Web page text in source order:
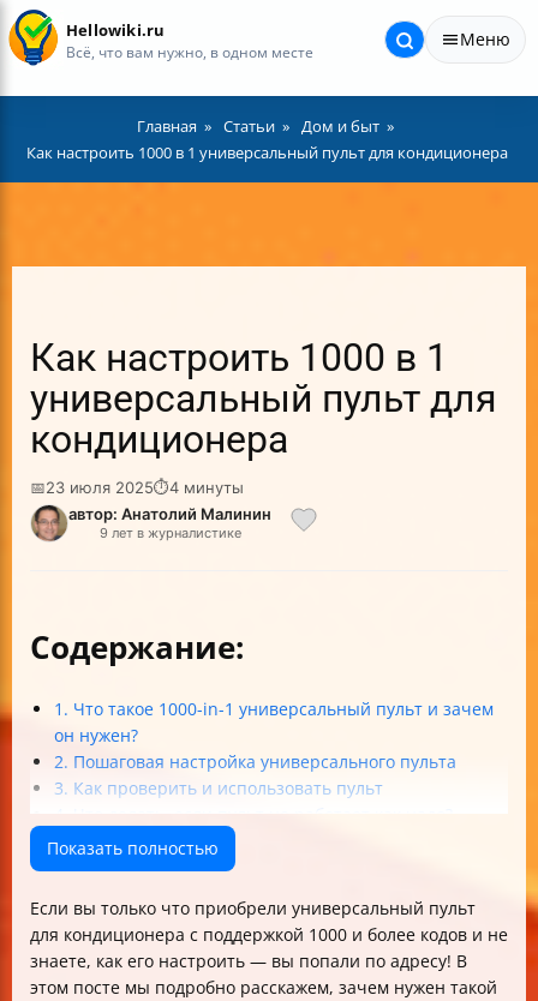
Hellowiki.ru
Всё, что вам нужно, в одном месте
Меню
Главная Статьи
Дом и быт
Как настроить 1000 в 1 универсальный пульт для кондиционера
Как настроить 1000 в 1
универсальный пульт для
кондиционера
📅23 июля 2025⏱4 минуты
автор: Анатолий Малинин
9 лет в журналистике
Содержание:
1. Что такое 1000-in-1 универсальный пульт и зачем
он нужен?
2. Пошаговая настройка универсального пульта
3. Как проверить и использовать пульт
4. Что делать, если пульт не работает как надо?
5. Безопасность и полезные рекомендации
Итог
Показать полностью
Если вы только что приобрели универсальный пульт
для кондиционера с поддержкой 1000 и более кодов и не
знаете, как его настроить — вы попали по адресу! В
этом посте мы подробно расскажем, зачем нужен такой